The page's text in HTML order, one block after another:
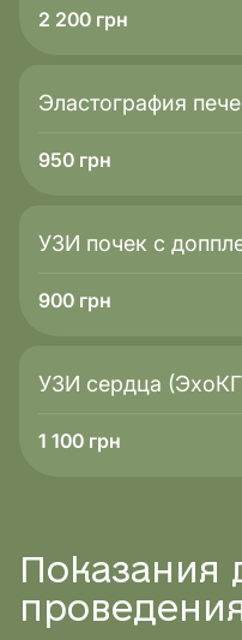
2 200 грн
Эластография
950 грн
УЗИ почек с
900 грн
УЗИ сердца
1 100 грн
Показания